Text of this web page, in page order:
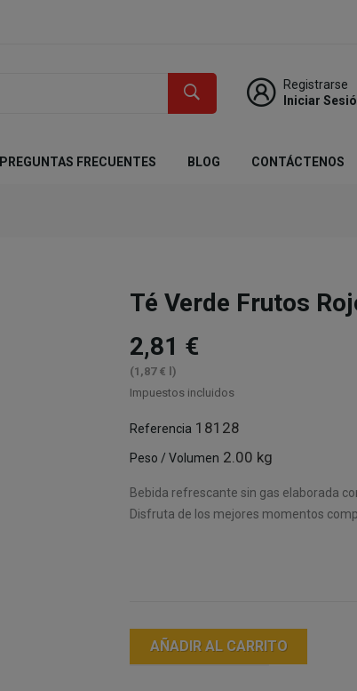
Registrarse
Iniciar
PREGUNTAS FRECUENTES BLOG CONTÁCTENOS
Té Verde Frutos
2,81 €
(1,87 € l)
Impuestos incluidos
Referencia 18128
Peso / Volumen 2.00 kg
Bebida refrescante sin gas elaborada
Disfruta de los mejores momentos
AÑADIR AL CARRITO